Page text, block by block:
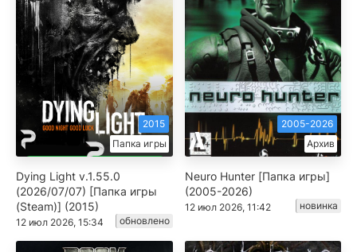
Папка игры
2015
Dying Light v.1.55.0
(2026/07/07) [Папка игры
(Steam)] (2015)
12 июл 2026, 15:34 обновлено
Архив
2005-2026
Neuro Hunter [Папка игры]
(2005-2026)
12 июл 2026, 11:42 новинка